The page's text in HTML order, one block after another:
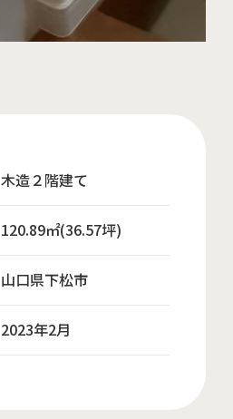
木造２階建て
120.89㎡(36.57坪)
山口県下松市
2023年2月